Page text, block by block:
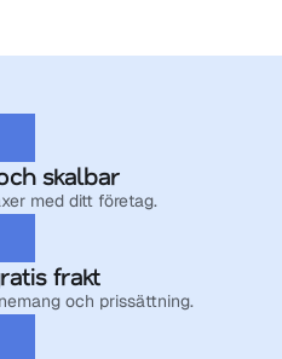
skalbar
med ditt företag.
frakt
och prissättning.